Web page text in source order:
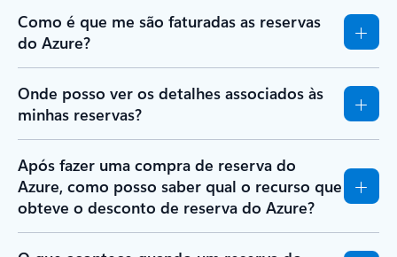
Como é que me são faturadas as reservas
do Azure?
Onde posso ver os detalhes associados às
minhas reservas?
Após fazer uma compra de reserva do
Azure, como posso saber qual o recurso que
obteve o desconto de reserva do Azure?